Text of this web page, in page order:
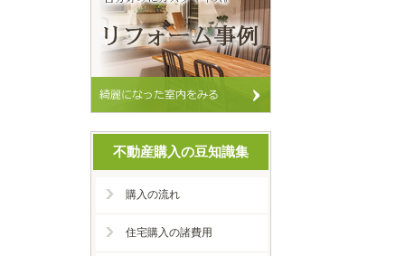
不動産購入の豆知識集
購入の流れ
住宅購入の諸費用